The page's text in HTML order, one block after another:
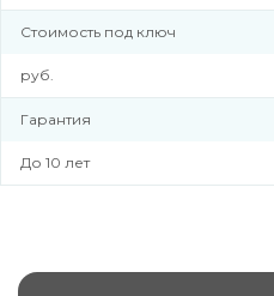
Стоимость под ключ
руб.
Гарантия
До 10 лет